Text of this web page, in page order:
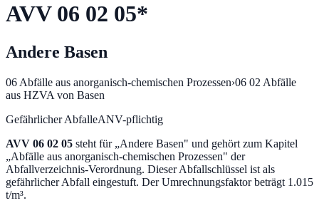
AVV 06 02 05*
Andere Basen
06 Abfälle aus anorganisch-chemischen Prozessen›06 02 Abfälle
aus HZVA von Basen
Gefährlicher AbfalleANV-pflichtig
AVV 06 02 05 steht für „Andere Basen" und gehört zum Kapitel
„Abfälle aus anorganisch-chemischen Prozessen" der
Abfallverzeichnis-Verordnung. Dieser Abfallschlüssel ist als
gefährlicher Abfall eingestuft. Der Umrechnungsfaktor beträgt 1.015
t/m³.